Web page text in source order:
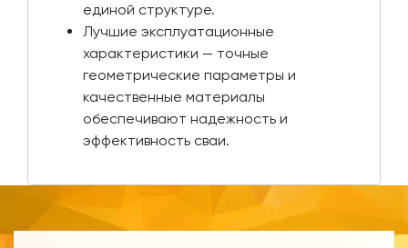
единой структуре.
Лучшие эксплуатационные
характеристики — точные
геометрические параметры и
качественные материалы
обеспечивают надежность и
эффективность сваи.